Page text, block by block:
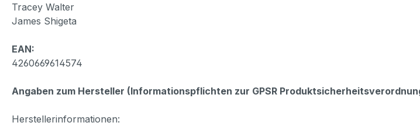
Tracey Walter
James Shigeta
EAN:
4260669614574
Angaben zum Hersteller (Informationspflichten zur GPSR
Herstellerinformationen: